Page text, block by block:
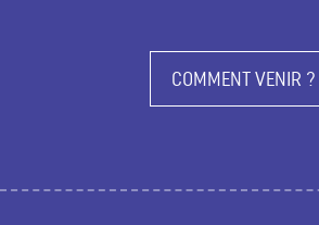
COMMENT VENIR ?